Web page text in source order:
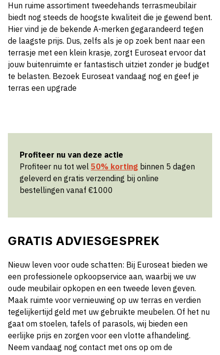
Hun ruime assortiment tweedehands terrasmeubilair
biedt nog steeds de hoogste kwaliteit die je gewend bent.
Hier vind je de bekende A-merken gegarandeerd tegen
de laagste prijs. Dus, zelfs als je op zoek bent naar een
terrasje met een klein krasje, zorgt Euroseat ervoor dat
jouw buitenruimte er fantastisch uitziet zonder je budget
te belasten. Bezoek Euroseat vandaag nog en geef je
terras een upgrade
Profiteer nu van deze actie
Profiteer nu tot wel 50% korting binnen 5 dagen
geleverd en gratis verzending bij online
bestellingen vanaf €1000
GRATIS ADVIESGESPREK
Nieuw leven voor oude schatten: Bij Euroseat bieden we
een professionele opkoopservice aan, waarbij we uw
oude meubilair opkopen en een tweede leven geven.
Maak ruimte voor vernieuwing op uw terras en verdien
tegelijkertijd geld met uw gebruikte meubelen. Of het nu
gaat om stoelen, tafels of parasols, wij bieden een
eerlijke prijs en zorgen voor een vlotte afhandeling.
Neem vandaag nog contact met ons op om de